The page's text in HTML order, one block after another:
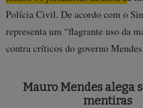
Polícia Civil. De acordo com o
representa um “flagrante uso da
contra críticos do governo
Mauro Mendes alega
mentiras